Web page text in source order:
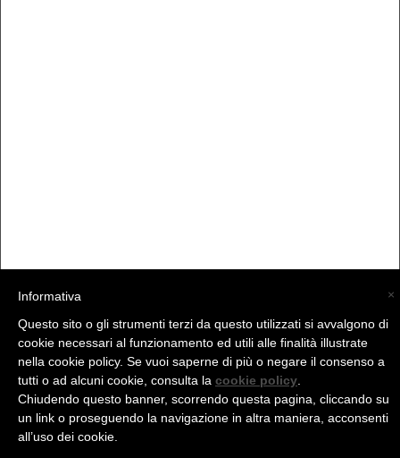
(C) La Valtellina - info@la-valtellina.com -
×
Informativa
Questo sito o gli strumenti terzi da questo utilizzati si avvalgono di
cookie necessari al funzionamento ed utili alle finalità illustrate
nella cookie policy. Se vuoi saperne di più o negare il consenso a
tutti o ad alcuni cookie, consulta la cookie policy
Chiudendo questo banner, scorrendo questa pagina, cliccando su
un link o proseguendo la navigazione in altra maniera, acconsenti
all’uso dei cookie.